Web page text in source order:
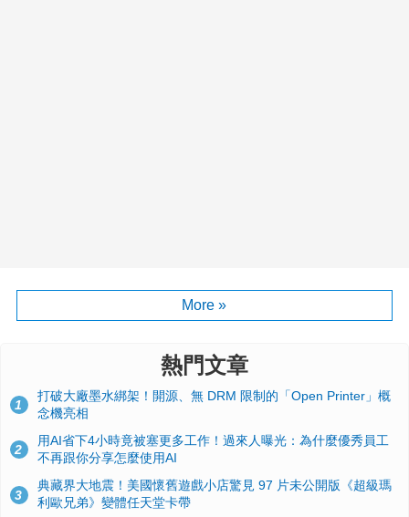
More »
熱門文章
1
打破大廠墨水綁架！開源、無 DRM 限制的「Open Printer」概
念機亮相
2
用AI省下4小時竟被塞更多工作！過來人曝光：為什麼優秀員工
不再跟你分享怎麼使用AI
3
典藏界大地震！美國懷舊遊戲小店驚見 97 片未公開版《超級瑪
利歐兄弟》變體任天堂卡帶